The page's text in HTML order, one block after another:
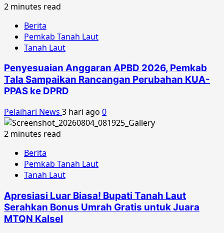
2 minutes read
Berita
Pemkab Tanah Laut
Tanah Laut
Penyesuaian Anggaran APBD 2026, Pemkab
Tala Sampaikan Rancangan Perubahan KUA-
PPAS ke DPRD
Pelaihari News 3 hari ago 0
2 minutes read
Berita
Pemkab Tanah Laut
Tanah Laut
Apresiasi Luar Biasa! Bupati Tanah Laut
Serahkan Bonus Umrah Gratis untuk Juara
MTQN Kalsel